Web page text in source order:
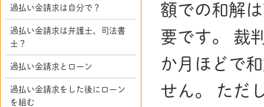
額での和解
要です。 裁
か月ほどで
せん。 ただ
過払い金請求は自分で？
過払い金請求は弁護士、司法書
士？
過払い金請求とローン
過払い金請求をした後にローン
を組む